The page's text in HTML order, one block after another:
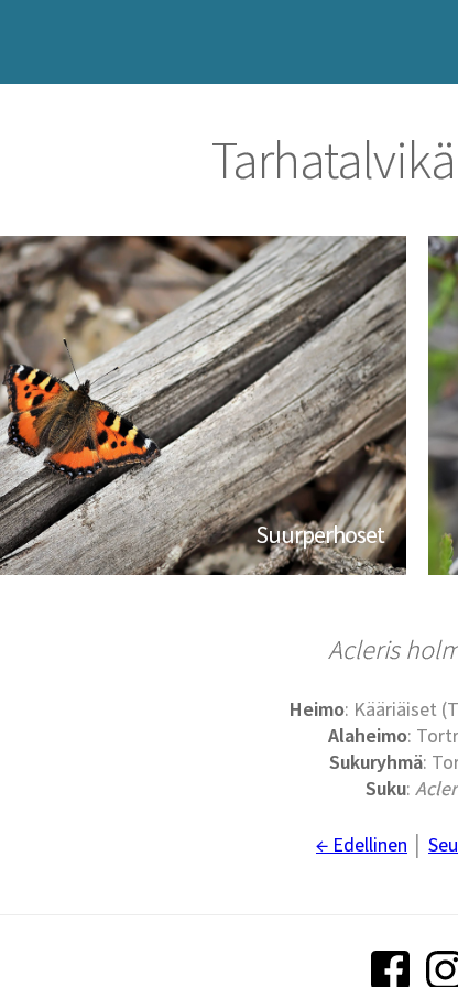
Suurperhoset
Acleris
Heimo: Kääriäiset
Alaheimo:
Sukuryhmä:
Suku:
← Edellinen